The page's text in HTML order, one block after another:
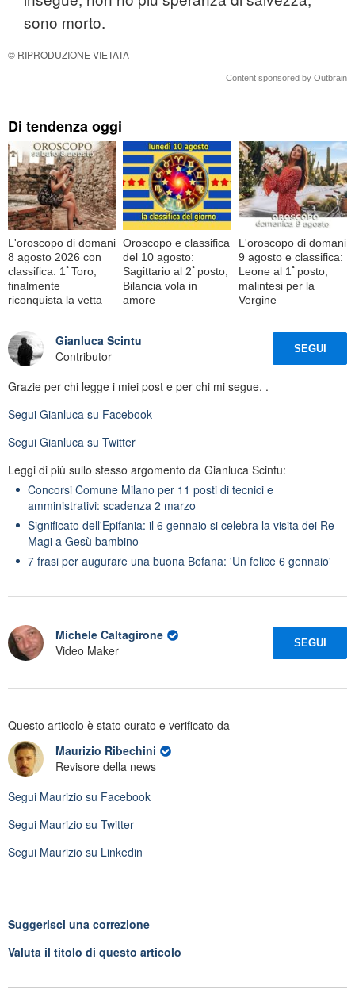
sono morto.
© RIPRODUZIONE VIETATA
Content sponsored by Outbrain
Di tendenza oggi
L'oroscopo di domani
8 agosto 2026 con
classifica: 1ﾟToro,
finalmente
riconquista la vetta
Oroscopo e classifica
del 10 agosto:
Sagittario al 2ﾟposto,
Bilancia vola in
amore
L'oroscopo di domani
9 agosto e classifica:
Leone al 1ﾟposto,
malintesi per la
Vergine
Gianluca Scintu
Contributor
SEGUI
Grazie per chi legge i miei post e per chi mi segue. .
Segui Gianluca su Facebook
Segui Gianluca su Twitter
Leggi di più sullo stesso argomento da Gianluca Scintu:
Concorsi Comune Milano per 11 posti di tecnici e
amministrativi: scadenza 2 marzo
Significato dell'Epifania: il 6 gennaio si celebra la visita dei Re
Magi a Gesù bambino
7 frasi per augurare una buona Befana: 'Un felice 6 gennaio'
Michele Caltagirone
Video Maker
SEGUI
Questo articolo è stato curato e verificato da
Maurizio Ribechini
Revisore della news
Segui Maurizio su Facebook
Segui Maurizio su Twitter
Segui Maurizio su Linkedin
Suggerisci una correzione
Valuta il titolo di questo articolo